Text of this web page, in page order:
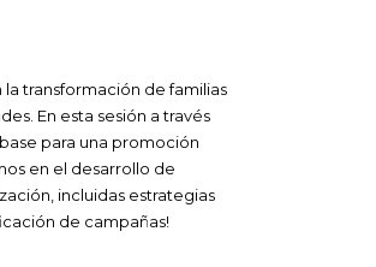
transformación de familias
En esta sesión a través
para una promoción
en el desarrollo de
incluidas estrategias
de campañas!